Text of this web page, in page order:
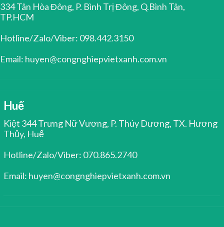
334 Tân Hòa Đông, P. Bình Trị Đông, Q.Bình Tân,
TP.HCM
Hotline/Zalo/Viber: 098.442.3150
Email: huyen@congnghiepvietxanh.com.vn
Huế
Kiệt 344 Trưng Nữ Vương, P. Thủy Dương, TX. Hương
Thủy, Huế
Hotline/Zalo/Viber: 070.865.2740
Email: huyen@congnghiepvietxanh.com.vn